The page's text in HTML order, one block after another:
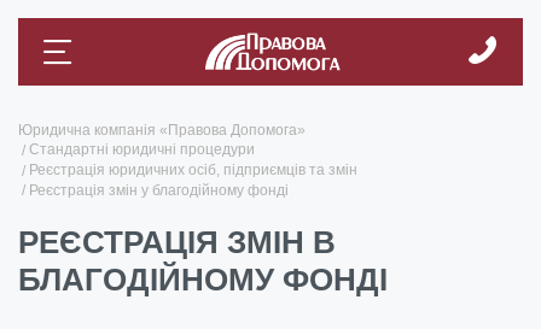
Юридична компанія «Правова Допомога»
Стандартні юридичні процедури
Реєстрація юридичних осіб, підприємців та змін
Реєстрація змін у благодійному фонді
РЕЄСТРАЦІЯ ЗМІН В
БЛАГОДІЙНОМУ ФОНДІ